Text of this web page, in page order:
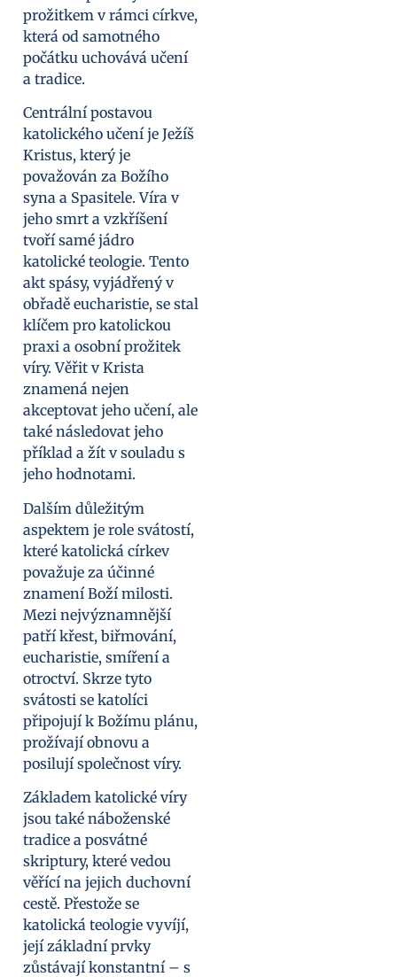
prožitkem v rámci církve,
která od samotného
počátku uchovává učení
a tradice.
Centrální postavou
katolického učení je Ježíš
Kristus, který je
považován za Božího
syna a Spasitele. Víra v
jeho smrt a vzkříšení
tvoří samé jádro
katolické teologie. Tento
akt spásy, vyjádřený v
obřadě eucharistie, se stal
klíčem pro katolickou
praxi a osobní prožitek
víry. Věřit v Krista
znamená nejen
akceptovat jeho učení, ale
také následovat jeho
příklad a žít v souladu s
jeho hodnotami.
Dalším důležitým
aspektem je role svátostí,
které katolická církev
považuje za účinné
znamení Boží milosti.
Mezi nejvýznamnější
patří křest, biřmování,
eucharistie, smíření a
otroctví. Skrze tyto
svátosti se katolíci
připojují k Božímu plánu,
prožívají obnovu a
posilují společnost víry.
Základem katolické víry
jsou také náboženské
tradice a posvátné
skriptury, které vedou
věřící na jejich duchovní
cestě. Přestože se
katolická teologie vyvíjí,
její základní prvky
zůstávají konstantní – s